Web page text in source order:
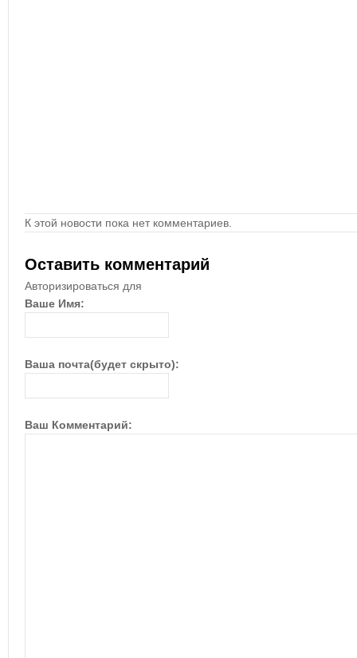
К этой новости пока нет комментариев.
Оставить комментарий
Авторизироваться для
Ваше Имя:
Ваша почта(будет скрыто):
Ваш Комментарий: